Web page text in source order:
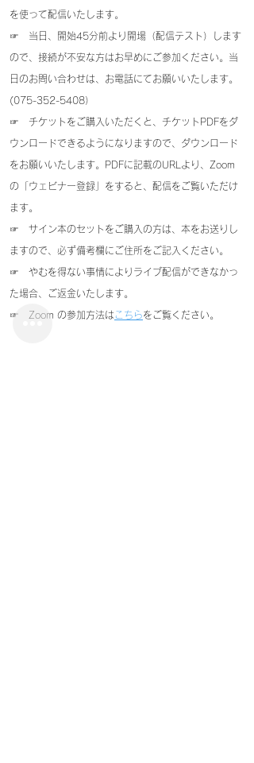
を使って配信いたします。
☞ 当日、開始45分前より開場（配信テスト）します
ので、接続が不安な方はお早めにご参加ください。当
日のお問い合わせは、お電話にてお願いいたします。
(075-352-5408）
☞ チケットをご購入いただくと、チケットPDFをダ
ウンロードできるようになりますので、ダウンロード
をお願いいたします。PDFに記載のURLより、Zoom
の「ウェビナー登録」をすると、配信をご覧いただけ
ます。
☞ サイン本のセットをご購入の方は、 本をお送りし
ますので、必ず備考欄にご住所をご記入ください。
☞ やむを得ない事情によりライブ配信ができなかっ
た場合、ご返金いたします。
☞ Zoom の参加方法はこちらをご覧ください。